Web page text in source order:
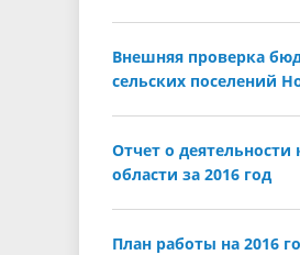
Внешняя проверка
сельских поселений
Отчет о
области за 2016 год
План работы на 2016